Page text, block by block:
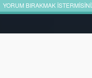
YORUM BIRAKMAK